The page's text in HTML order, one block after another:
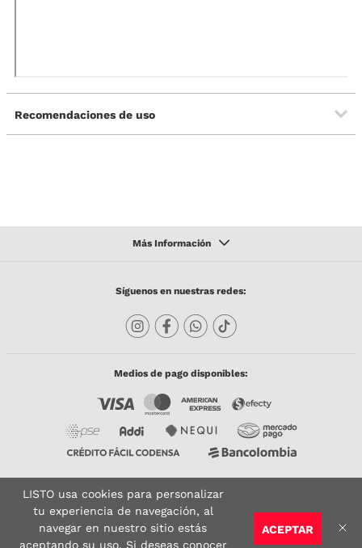
Recomendaciones de uso
Síguenos en nuestras redes:
Medios de pago disponibles:
Copyright © 2023 TODACO S.A.S. Listo Mundo Cerámico. All Rights Reserved. Powered
by
Sitio seguro: Vigilado por: Certificado:
ACEPTAR
LISTO usa cookies para personalizar
tu experiencia de navegación, al
navegar en nuestro sitio estás
aceptando su uso. Si deseas conocer